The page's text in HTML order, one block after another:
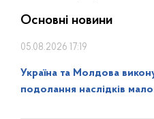
Основні новини
05.08.2026 17:19
Україна та Молдова
подолання наслідків